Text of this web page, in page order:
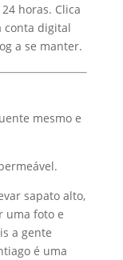
horas. Clica
conta digital
a se manter.
mesmo e
sapato alto,
uma foto e
a gente
é uma